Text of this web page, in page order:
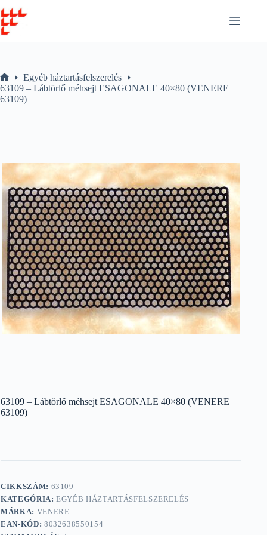
to
content
Home
Egyéb háztartásfelszerelés
63109 – Lábtörlő méhsejt ESAGONALE 40×80 (VENERE
63109)
63109 – Lábtörlő méhsejt ESAGONALE 40×80 (VENERE
63109)
CIKKSZÁM: 63109
KATEGÓRIA:EGYÉB HÁZTARTÁSFELSZERELÉS
MÁRKA: VENERE
EAN-KÓD: 8032638550154